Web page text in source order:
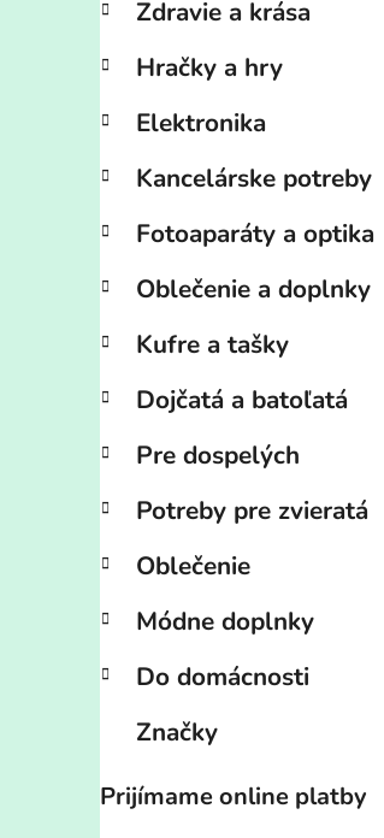
Zdravie a krása
Hračky a hry
Elektronika
Kancelárske potreby
Fotoaparáty a optika
Oblečenie a doplnky
Kufre a tašky
Dojčatá a batoľatá
Pre dospelých
Potreby pre zvieratá
Oblečenie
Módne doplnky
Do domácnosti
Značky
Prijímame online platby